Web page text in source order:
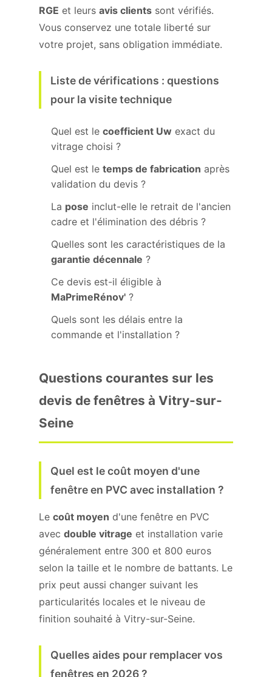
RGE et leurs avis clients sont vérifiés.
Vous conservez une totale liberté sur
votre projet, sans obligation immédiate.
Liste de vérifications : questions
pour la visite technique
Quel est le coefficient Uw exact du
vitrage choisi ?
Quel est le temps de fabrication après
validation du devis ?
La pose inclut-elle le retrait de l'ancien
cadre et l'élimination des débris ?
Quelles sont les caractéristiques de la
garantie décennale ?
Ce devis est-il éligible à
MaPrimeRénov' ?
Quels sont les délais entre la
commande et l'installation ?
Questions courantes sur les
devis de fenêtres à Vitry-sur-
Seine
Quel est le coût moyen d'une
fenêtre en PVC avec installation ?
Le coût moyen d'une fenêtre en PVC
avec double vitrage et installation varie
généralement entre 300 et 800 euros
selon la taille et le nombre de battants. Le
prix peut aussi changer suivant les
particularités locales et le niveau de
finition souhaité à Vitry-sur-Seine.
Quelles aides pour remplacer vos
fenêtres en 2026 ?